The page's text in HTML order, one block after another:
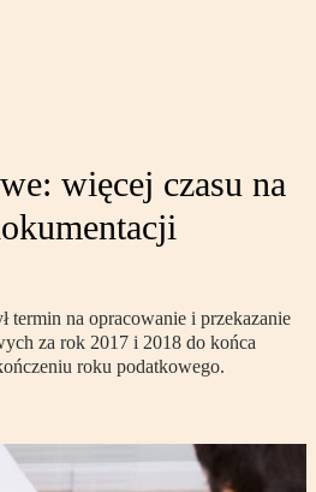
więcej czasu na
termin na opracowanie i przekazanie
za rok 2017 i 2018 do końca
roku podatkowego.